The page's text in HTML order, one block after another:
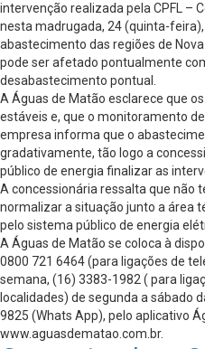
intervenção realizada pela CPFL –
nesta madrugada, 24 (quinta-
abastecimento das regiões de
pode ser afetado pontualmente
desabastecimento pontual.
A Águas de Matão esclarece que
estáveis e, que o monitoramento
empresa informa que o
gradativamente, tão logo a
público de energia finalizar as
A concessionária ressalta que não
normalizar a situação junto a área
pelo sistema público de energia
A Águas de Matão se coloca à
0800 721 6464 (para ligações de
semana, (16) 3383-1982 ( para
localidades) de segunda a sábado
9825 (Whats App), pelo aplicativo
www.aguasdematao.com.br.